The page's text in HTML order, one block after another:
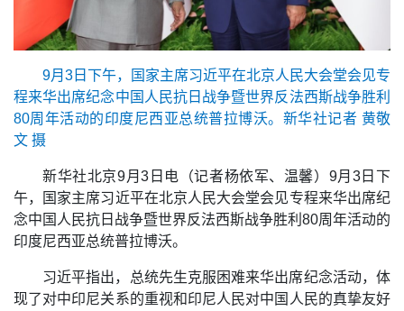
9月3日下午，国家主席习近平在北京人民大会堂会见专
程来华出席纪念中国人民抗日战争暨世界反法西斯战争胜利
80周年活动的印度尼西亚总统普拉博沃。新华社记者 黄敬
文 摄
新华社北京9月3日电（记者杨依军、温馨）9月3日下
午，国家主席习近平在北京人民大会堂会见专程来华出席纪
念中国人民抗日战争暨世界反法西斯战争胜利80周年活动的
印度尼西亚总统普拉博沃。
习近平指出，总统先生克服困难来华出席纪念活动，体
现了对中印尼关系的重视和印尼人民对中国人民的真挚友好